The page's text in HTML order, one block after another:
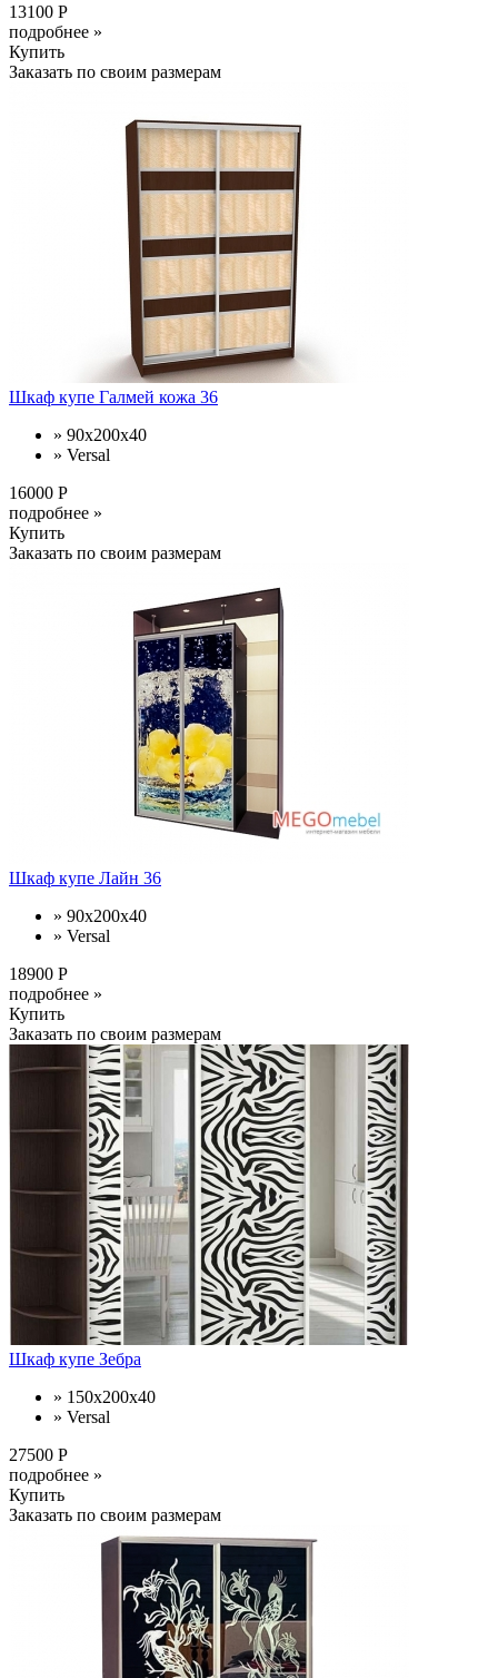
13100 Р
подробнее »
Купить
Заказать по своим размерам
Шкаф купе Галмей кожа 36
» 90х200х40
» Versal
16000 Р
подробнее »
Купить
Заказать по своим размерам
Шкаф купе Лайн 36
» 90x200x40
» Versal
18900 Р
подробнее »
Купить
Заказать по своим размерам
Шкаф купе Зебра
» 150х200х40
» Versal
27500 Р
подробнее »
Купить
Заказать по своим размерам